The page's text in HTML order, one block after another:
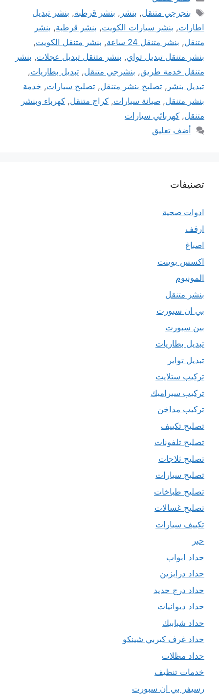
الوسوم
بنجرجي متنقل, بنشر , بنشر قرطبة, بنشر تبديل
اطارات, بنشر سيارات الكويت, بنشر قرطبة, بنشر
متنقل, بنشر متنقل 24 ساعة , بنشر متنقل الكويت,
بنشر متنقل تبديل تواي, بنشر متنقل تبديل عجلات, بنشر
متنقل خدمة طريق, بنشرجي متنقل, تبديل بطاريات,
تبديل بنشر , تصليح بنشر متنقل, تصليح سيارات, خدمة
بنشر متنقل, صيانة سيارات, كراج متنقل, كهرباء وبنشر
متنقل, كهربائي سيارات
أضف تعليق
تصنيفات
ادوات صحية
ارفف
اصباغ
اكسس بوينت
المونيوم
بنشر متنقل
بي ان سبورت
بين سبورت
تبديل بطاريات
تبديل تواير
تركيب ستلايت
تركيب سيراميك
تركيب مداخن
تصليح تكييف
تصليح تلفونات
تصليح ثلاجات
تصليح سيارات
تصليح طباخات
تصليح غسالات
تكييف سيارات
حبر
حداد ابواب
حداد درابزين
حداد درج حديد
حداد ديوانيات
حداد شبابيك
حداد غرف كيربي شينكو
حداد مظلات
خدمات تنظيف
رسيفر بي ان سبورت